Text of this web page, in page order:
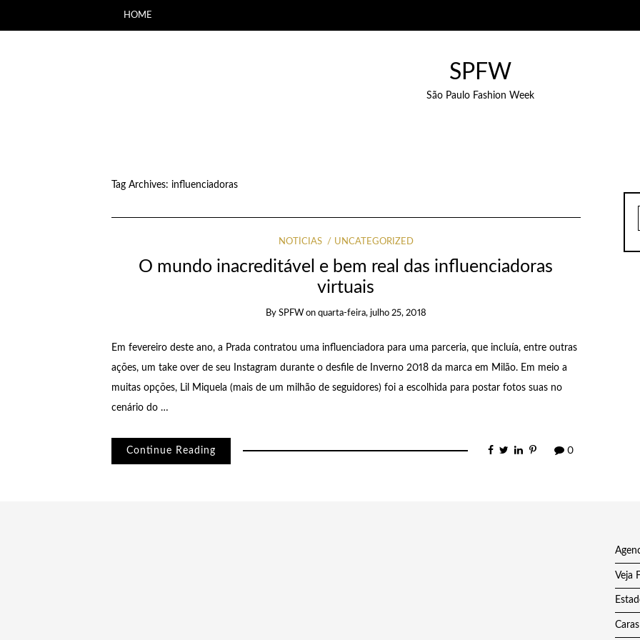
HOME
SPFW
São Paulo Fashion Week
Tag Archives: influenciadoras
NOTÍCIAS UNCATEGORIZED
O mundo inacreditável e bem real das influenciadoras
virtuais
By SPFW on quarta-feira, julho 25, 2018
Em fevereiro deste ano, a Prada contratou uma influenciadora para uma parceria, que incluía, entre outras
ações, um take over de seu Instagram durante o desfile de Inverno 2018 da marca em Milão. Em meio a
muitas opções, Lil Miquela (mais de um milhão de seguidores) foi a escolhida para postar fotos suas no
cenário do …
Continue Reading 0
Veja